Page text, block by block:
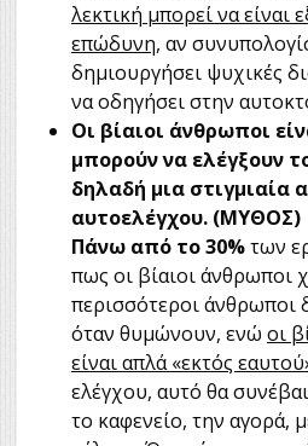
λεκτική μπορεί να είναι
επώδυνη, αν
δημιουργήσει ψυχικές
να οδηγήσει στην
Οι βίαιοι άνθρωποι
μπορούν να ελέγξουν
δηλαδή μια στιγμιαία
αυτοελέγχου. (ΜΥΘΟΣ)
Πάνω από το 30%των
πως οι βίαιοι άνθρωποι
περισσότεροι άνθρωποι
όταν θυμώνουν, ενώ οι
είναι απλά «εκτός
ελέγχου, αυτό θα
το καφενείο, την αγορά,